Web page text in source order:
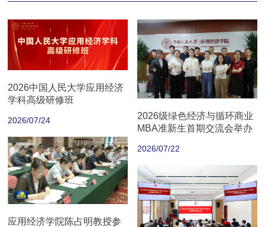
2026中国人民大学应用经济
学科高级研修班
2026/07/24
2026级绿色经济与循环商业
MBA准新生首期交流会举办
2026/07/22
应用经济学院陈占明教授参